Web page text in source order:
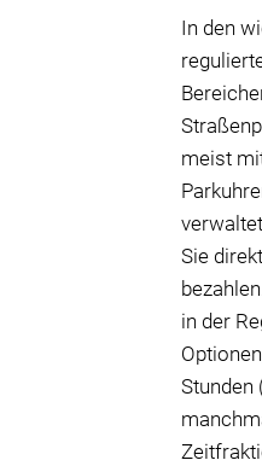
In den
meist
Sie
in der
Stunden